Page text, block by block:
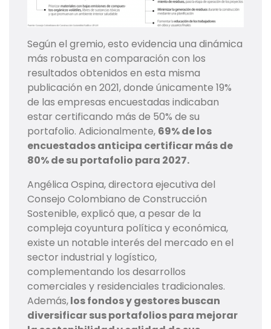
Según el gremio, esto evidencia una dinámica
más robusta en comparación con los
resultados obtenidos en esta misma
publicación en 2021, donde únicamente 19%
de las empresas encuestadas indicaban
estar certificando más de 50% de su
portafolio. Adicionalmente, 69% de los
encuestados anticipa certificar más de
80% de su portafolio para 2027.
Angélica Ospina, directora ejecutiva del
Consejo Colombiano de Construcción
Sostenible, explicó que, a pesar de la
compleja coyuntura política y económica,
existe un notable interés del mercado en el
sector industrial y logístico,
complementando los desarrollos
comerciales y residenciales tradicionales.
Además,los fondos y gestores buscan
diversificar sus portafolios para mejorar